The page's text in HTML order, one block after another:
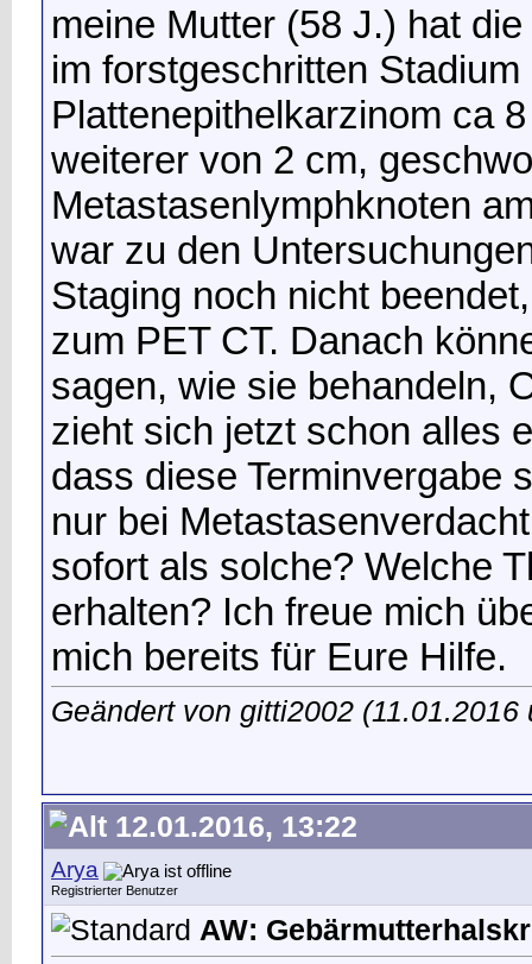
meine Mutter (58 J.) hat
im forstgeschritten
Plattenepithelkarzinom ca
weiterer von 2 cm,
Metastasenlymphknoten
war zu den
Staging noch nicht
zum PET CT. Danach
sagen, wie sie behandeln,
zieht sich jetzt schon alles
dass diese Terminvergabe
nur bei
sofort als solche? Welche
erhalten? Ich freue mich
mich bereits für Eure Hilfe.
Geändert von gitti2002
12.01.2016, 13:22
Arya
Registrierter Benutzer
AW: